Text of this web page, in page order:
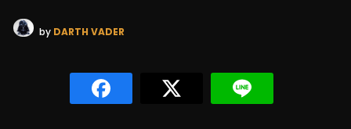
by DARTH VADER